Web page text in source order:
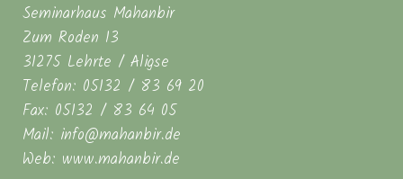
Seminarhaus Mahanbir
Zum Roden 13
31275 Lehrte / Aligse
Telefon: 05132 / 83 69 20
Fax: 05132 / 83 64 05
Mail: info@mahanbir.de
Web: www.mahanbir.de